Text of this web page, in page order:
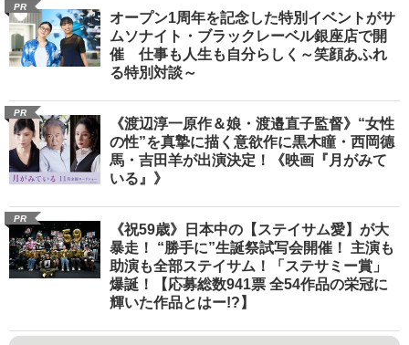
PR
オープン1周年を記念した特別イベントがサ
ムソナイト・ブラックレーベル銀座店で開
催 仕事も人生も自分らしく～笑顔あふれ
る特別対談～
PR
《渡辺淳一原作＆娘・渡邉直子監督》“女性
の性”を真摯に描く意欲作に黒木瞳・西岡德
馬・吉田羊が出演決定！《映画『月がみて
いる』》
PR
《祝59歳》日本中の【ステイサム愛】が大
暴走！ “勝手に”生誕祭試写会開催！ 主演も
助演も全部ステイサム！「ステサミー賞」
爆誕！【応募総数941票 全54作品の栄冠に
輝いた作品とはー!?】